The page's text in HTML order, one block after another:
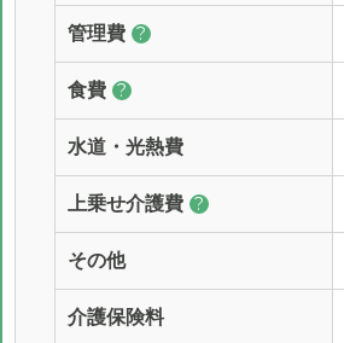
管理費 ?
食費 ?
水道・光熱費
上乗せ介護費 ?
その他
介護保険料